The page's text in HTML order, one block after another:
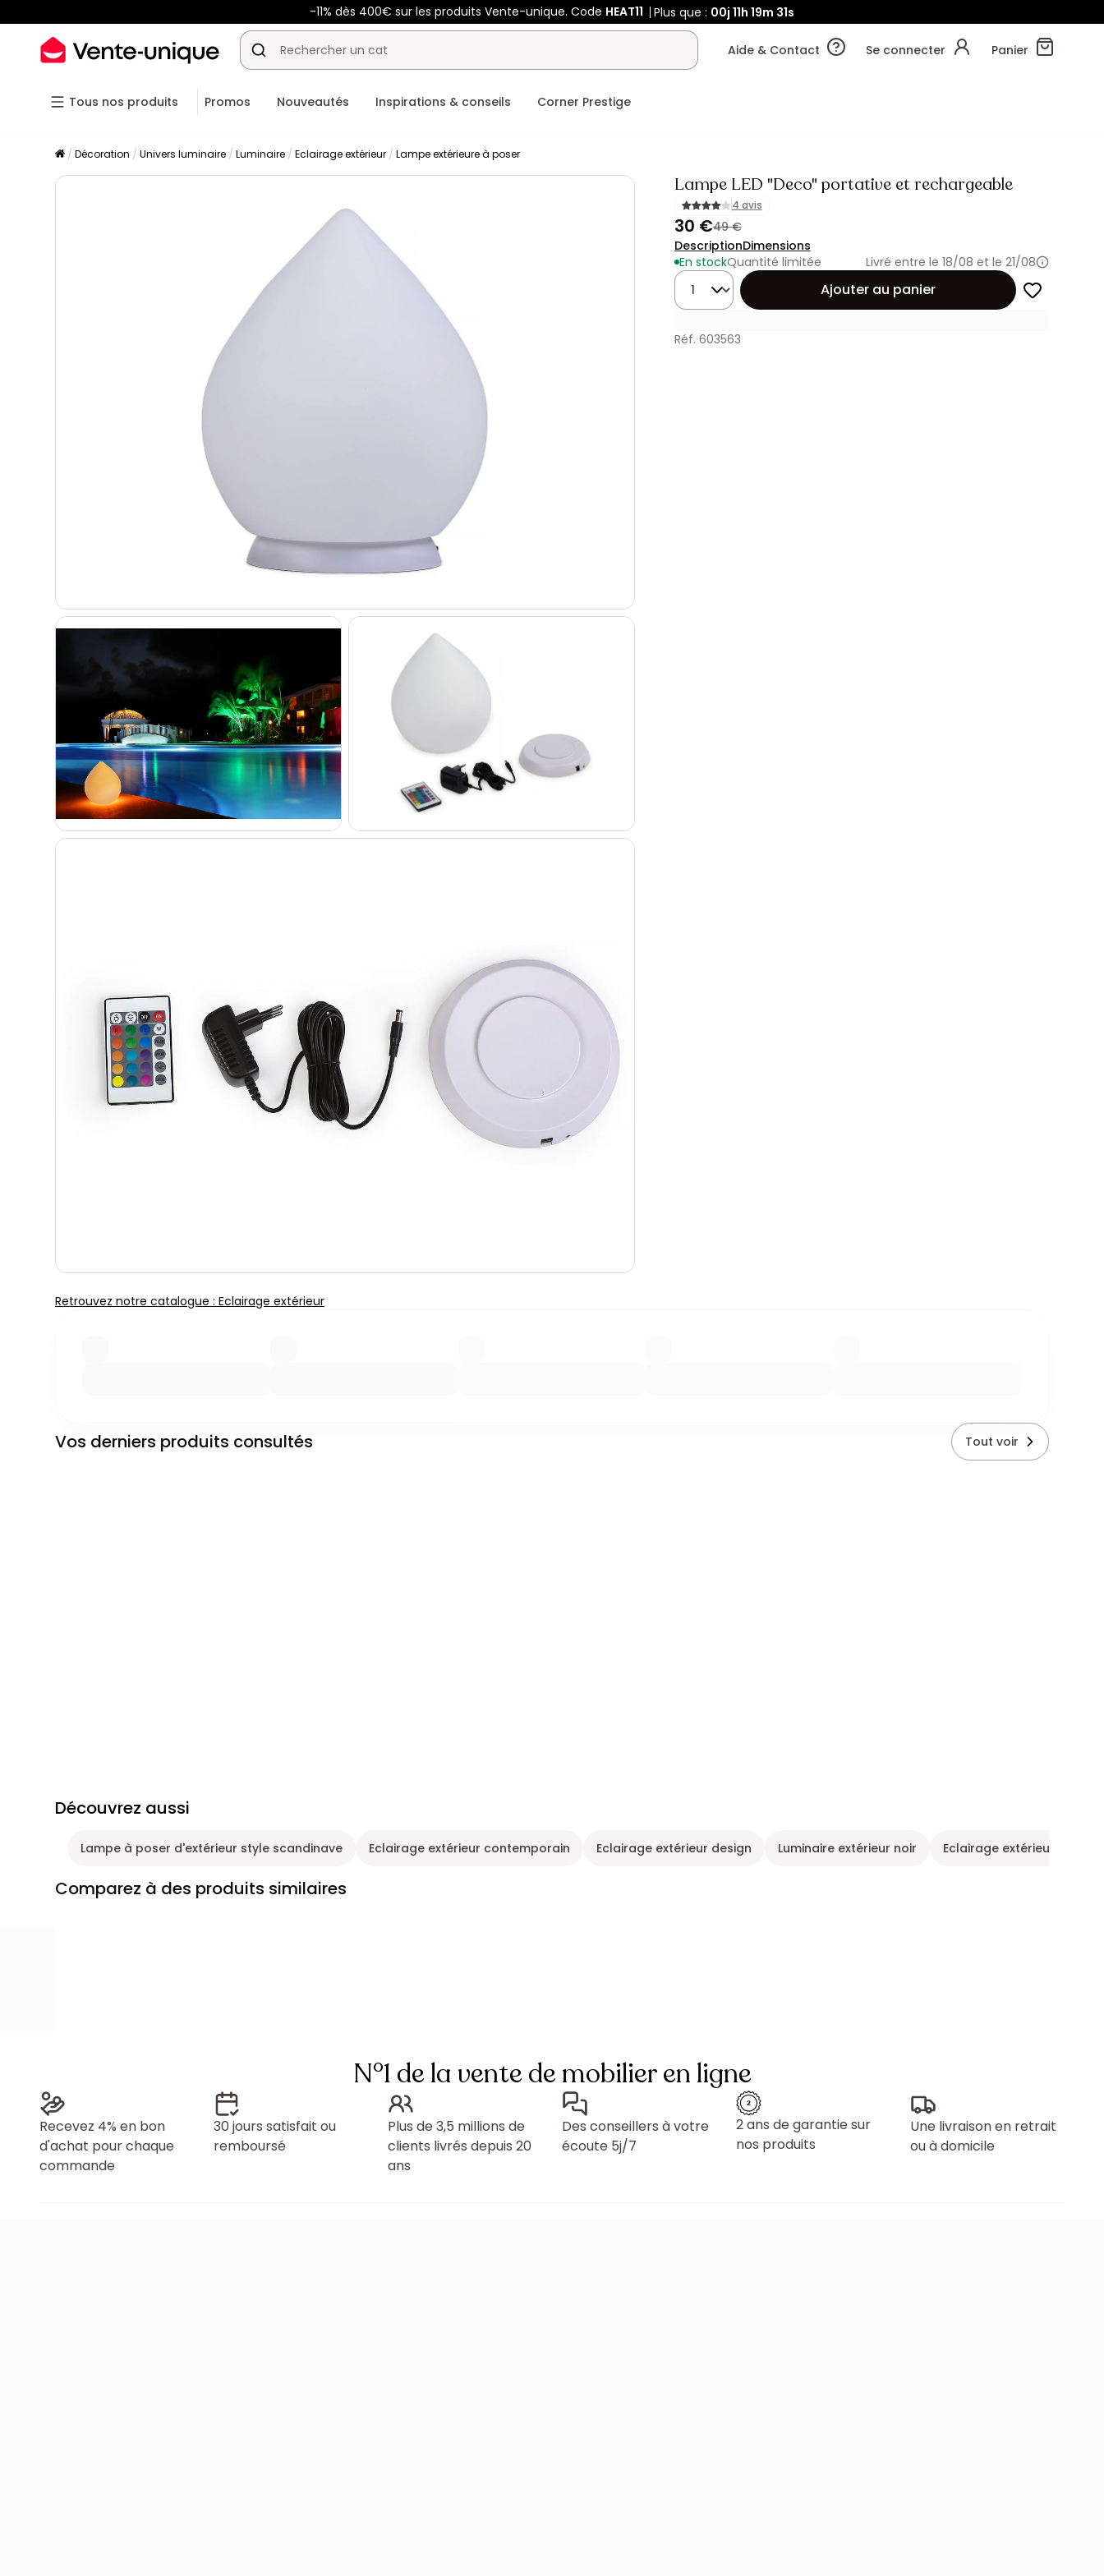
-11% dès 400€ sur les produits Vente-unique. Code HEAT11 Plus que : 00j 11h 19m 30s
Aide & Contact Se connecter Panier
Tous nos produits Promos Nouveautés Inspirations & conseils Corner Prestige
Décoration Univers luminaire Luminaire Eclairage extérieur Lampe extérieure à poser
Lampe LED "Deco" portative et rechargeable
4 avis
30 €49 €
DescriptionDimensions
En stockQuantité limitée
Livré entre le 18/08 et le 21/08
Quantité
Ajouter au panier
Réf. 603563
Retrouvez notre catalogue : Eclairage extérieur
Vos derniers produits consultés Tout voir
Découvrez aussi
Lampe à poser d'extérieur style scandinave Eclairage extérieur contemporain Eclairage extérieur design Luminaire extérieur noir Eclairage extérieur
Comparez à des produits similaires
N°1 de la vente de mobilier en ligne
Recevez 4% en bon
d'achat pour chaque
commande
30 jours satisfait ou
remboursé
Plus de 3,5 millions de
clients livrés depuis 20
ans
Des conseillers à votre
écoute 5j/7
2 ans de garantie sur
nos produits
Une livraison en retrait
ou à domicile